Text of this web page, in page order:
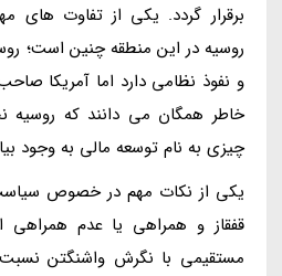
برقرار گردد. یکی از تفاوت های
روسیه در این منطقه چنین است؛
و نفوذ نظامی دارد اما آمریکا
خاطر همگان می دانند که روسیه
چیزی به نام توسعه مالی به وجود
یکی از نکات مهم در خصوص
قفقاز و همراهی یا عدم همراهی
مستقیمی با نگرش واشنگتن